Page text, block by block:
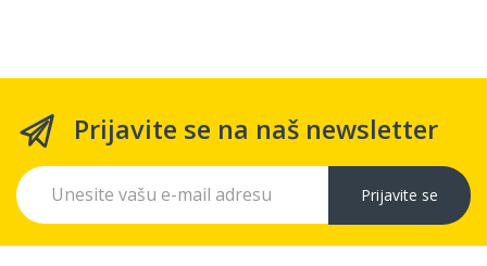
Prijavite se na naš newsletter
Prijavite se